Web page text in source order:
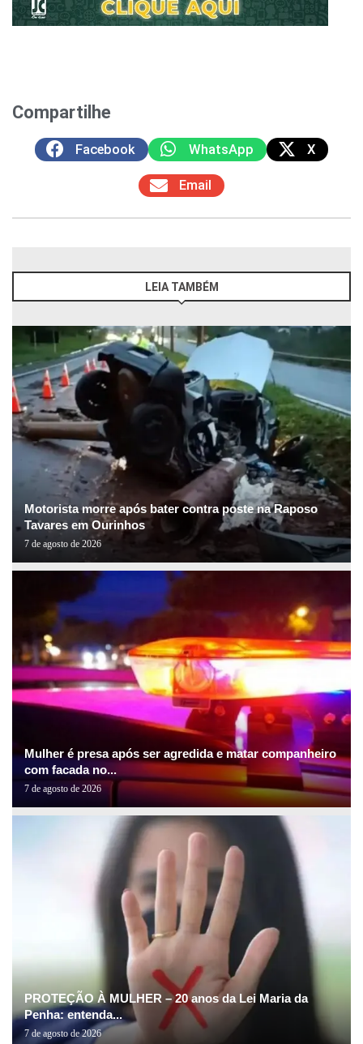
Compartilhe
Facebook WhatsApp X
Email
LEIA TAMBÉM
Motorista morre após bater contra poste na Raposo
Tavares em Ourinhos
7 de agosto de 2026
Mulher é presa após ser agredida e matar companheiro
com facada no...
7 de agosto de 2026
PROTEÇÃO À MULHER – 20 anos da Lei Maria da
Penha: entenda...
7 de agosto de 2026